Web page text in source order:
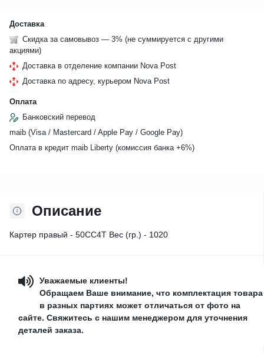
Доставка
Скидка за самовывоз — 3% (не суммируется с другими
акциями)
Доставка в отделение компании Nova Post
Доставка по адресу, курьером Nova Post
Оплата
Банковский перевод
maib (Visa / Mastercard / Apple Pay / Google Pay)
Оплата в кредит maib Liberty (комиссия банкa +6%)
Описание
Картер правый - 50CC4T Вес (гр.) - 1020
Уважаемые клиенты!
Обращаем Ваше внимание, что комплектация товара
в разных партиях может отличаться от фото на
сайте. Свяжитесь с нашим менеджером для уточнения
деталей заказа.